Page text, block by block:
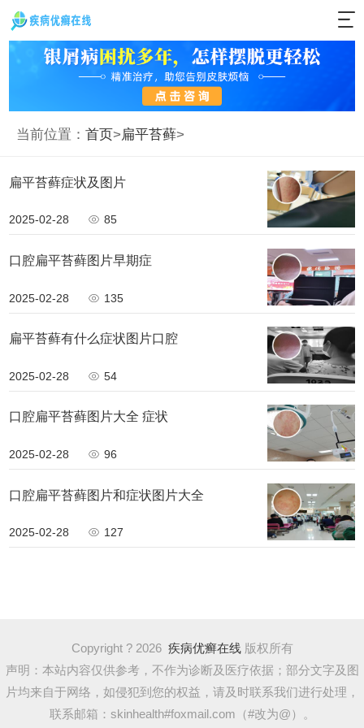
当前位置： 首页>扁平苔藓>
扁平苔藓症状及图片
2025-02-28 85
口腔扁平苔藓图片早期症
2025-02-28 135
扁平苔藓有什么症状图片口腔
2025-02-28 54
口腔扁平苔藓图片大全 症状
2025-02-28 96
口腔扁平苔藓图片和症状图片大全
2025-02-28 127
Copyright ? 2026疾病优癣在线版权所有
声明：本站内容仅供参考，不作为诊断及医疗依据；部分文字及图
片均来自于网络，如侵犯到您的权益，请及时联系我们进行处理，
联系邮箱：skinhealth#foxmail.com（#改为@）。